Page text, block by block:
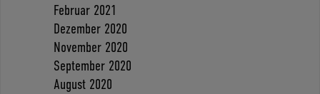
Februar 2021
Dezember 2020
November 2020
September 2020
August 2020